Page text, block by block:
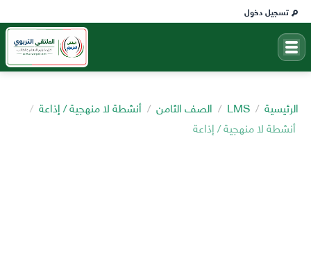
تسجيل دخول
الرئيسية LMS الصف الثامن
أنشطة لا منهجية / إذاعة
أنشطة لا منهجية / إذاعة